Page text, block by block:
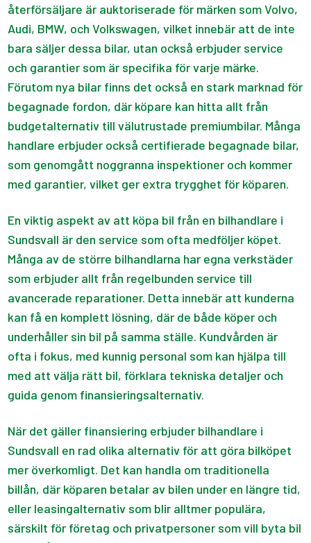
återförsäljare är auktoriserade för märken som Volvo,
Audi, BMW, och Volkswagen, vilket innebär att de inte
bara säljer dessa bilar, utan också erbjuder service
och garantier som är specifika för varje märke.
Förutom nya bilar finns det också en stark marknad för
begagnade fordon, där köpare kan hitta allt från
budgetalternativ till välutrustade premiumbilar. Många
handlare erbjuder också certifierade begagnade bilar,
som genomgått noggranna inspektioner och kommer
med garantier, vilket ger extra trygghet för köparen.
En viktig aspekt av att köpa bil från en bilhandlare i
Sundsvall är den service som ofta medföljer köpet.
Många av de större bilhandlarna har egna verkstäder
som erbjuder allt från regelbunden service till
avancerade reparationer. Detta innebär att kunderna
kan få en komplett lösning, där de både köper och
underhåller sin bil på samma ställe. Kundvården är
ofta i fokus, med kunnig personal som kan hjälpa till
med att välja rätt bil, förklara tekniska detaljer och
guida genom finansieringsalternativ.
När det gäller finansiering erbjuder bilhandlare i
Sundsvall en rad olika alternativ för att göra bilköpet
mer överkomligt. Det kan handla om traditionella
billån, där köparen betalar av bilen under en längre tid,
eller leasingalternativ som blir alltmer populära,
särskilt för företag och privatpersoner som vill byta bil